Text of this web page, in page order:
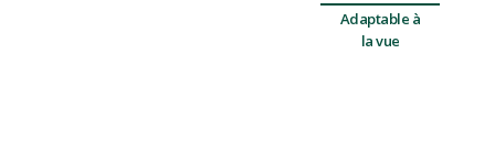
Adaptable à
la vue